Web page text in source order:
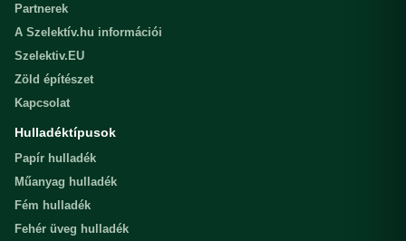
Partnerek
A Szelektív.hu információi
Szelektiv.EU
Zöld építészet
Kapcsolat
Hulladéktípusok
Papír hulladék
Műanyag hulladék
Fém hulladék
Fehér üveg hulladék